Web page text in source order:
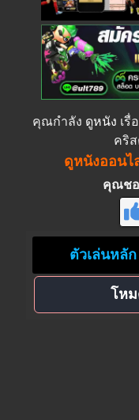
คุณกำลัง ดูหนัง เรื่
คริ
ดูหนังออนไ
คุณชอ
ตัวเล่นหลัก
โห